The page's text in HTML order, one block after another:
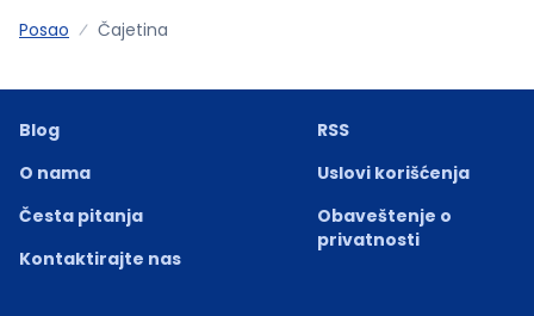
Posao Čajetina
Blog
O nama
Česta pitanja
Kontaktirajte nas
RSS
Uslovi korišćenja
Obaveštenje o
privatnosti